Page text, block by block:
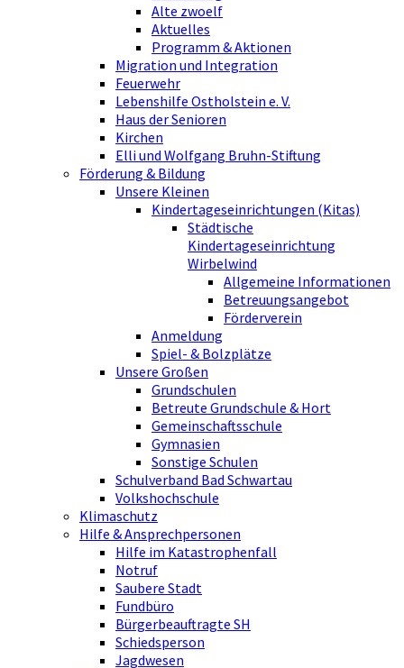
Alte zwoelf
Aktuelles
Programm & Aktionen
Migration und Integration
Feuerwehr
Lebenshilfe Ostholstein e. V.
Haus der Senioren
Kirchen
Elli und Wolfgang Bruhn-Stiftung
Förderung & Bildung
Unsere Kleinen
Kindertageseinrichtungen (Kitas)
Städtische
Kindertageseinrichtung
Wirbelwind
Allgemeine Informationen
Betreuungsangebot
Förderverein
Anmeldung
Spiel- & Bolzplätze
Unsere Großen
Grundschulen
Betreute Grundschule & Hort
Gemeinschaftsschule
Gymnasien
Sonstige Schulen
Schulverband Bad Schwartau
Volkshochschule
Klimaschutz
Hilfe & Ansprechpersonen
Hilfe im Katastrophenfall
Notruf
Saubere Stadt
Fundbüro
Bürgerbeauftragte SH
Schiedsperson
Jagdwesen